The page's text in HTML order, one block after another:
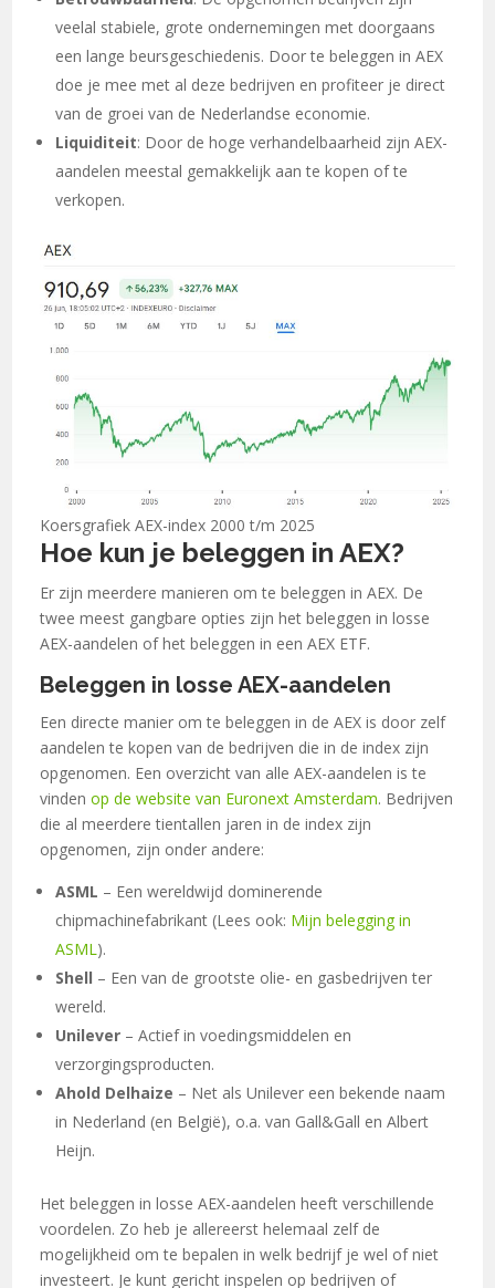
veelal stabiele, grote ondernemingen met doorgaans
een lange beursgeschiedenis. Door te beleggen in AEX
doe je mee met al deze bedrijven en profiteer je direct
van de groei van de Nederlandse economie.
Liquiditeit: Door de hoge verhandelbaarheid zijn AEX-
aandelen meestal gemakkelijk aan te kopen of te
verkopen.
Koersgrafiek AEX-index 2000 t/m 2025
Hoe kun je beleggen in AEX?
Er zijn meerdere manieren om te beleggen in AEX. De
twee meest gangbare opties zijn het beleggen in losse
AEX-aandelen of het beleggen in een AEX ETF.
Beleggen in losse AEX-aandelen
Een directe manier om te beleggen in de AEX is door zelf
aandelen te kopen van de bedrijven die in de index zijn
opgenomen. Een overzicht van alle AEX-aandelen is te
vindenop de website van Euronext Amsterdam. Bedrijven
die al meerdere tientallen jaren in de index zijn
opgenomen, zijn onder andere:
ASML – Een wereldwijd dominerende
chipmachinefabrikant (Lees ook: Mijn belegging in
ASML).
Shell – Een van de grootste olie- en gasbedrijven ter
wereld.
Unilever – Actief in voedingsmiddelen en
verzorgingsproducten.
Ahold Delhaize – Net als Unilever een bekende naam
in Nederland (en België), o.a. van Gall&Gall en Albert
Heijn.
Het beleggen in losse AEX-aandelen heeft verschillende
voordelen. Zo heb je allereerst helemaal zelf de
mogelijkheid om te bepalen in welk bedrijf je wel of niet
investeert. Je kunt gericht inspelen op bedrijven of